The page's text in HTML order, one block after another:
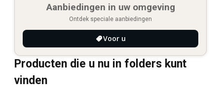
Aanbiedingen in uw omgeving
Ontdek speciale aanbiedingen
Voor u
Producten die u nu in folders kunt
vinden